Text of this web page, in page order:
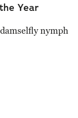
Year
nymph